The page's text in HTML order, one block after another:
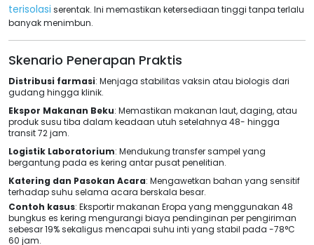
terisolasi serentak. Ini memastikan ketersediaan tinggi tanpa terlalu
banyak menimbun.
Skenario Penerapan Praktis
Distribusi farmasi: Menjaga stabilitas vaksin atau biologis dari
gudang hingga klinik.
Ekspor Makanan Beku: Memastikan makanan laut, daging, atau
produk susu tiba dalam keadaan utuh setelahnya 48- hingga
transit 72 jam.
Logistik Laboratorium: Mendukung transfer sampel yang
bergantung pada es kering antar pusat penelitian.
Katering dan Pasokan Acara: Mengawetkan bahan yang sensitif
terhadap suhu selama acara berskala besar.
Contoh kasus: Eksportir makanan Eropa yang menggunakan 48
bungkus es kering mengurangi biaya pendinginan per pengiriman
sebesar 19% sekaligus mencapai suhu inti yang stabil pada -78°C
60 jam.